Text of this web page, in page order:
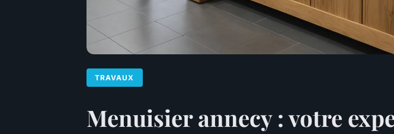
TRAVAUX
Menuisier annecy : votre